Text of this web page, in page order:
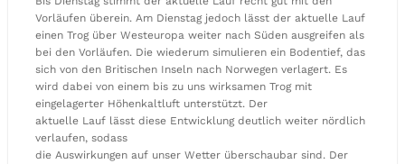
Vorläufen überein. Am Dienstag jedoch lässt der aktuelle Lauf
einen Trog über Westeuropa weiter nach Süden ausgreifen als
bei den Vorläufen. Die wiederum simulieren ein Bodentief, das
sich von den Britischen Inseln nach Norwegen verlagert. Es
wird dabei von einem bis zu uns wirksamen Trog mit
eingelagerter Höhenkaltluft unterstützt. Der
aktuelle Lauf lässt diese Entwicklung deutlich weiter nördlich
verlaufen, sodass
die Auswirkungen auf unser Wetter überschaubar sind. Der